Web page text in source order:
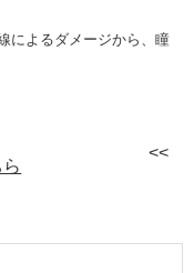
によるダメージから、瞳